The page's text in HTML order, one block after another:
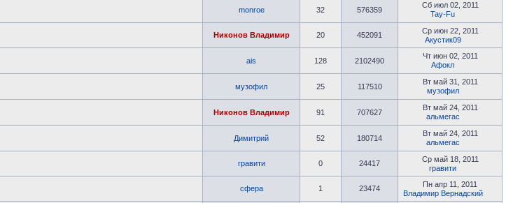
monroe 32 576359
Сб июл 02, 2011
Tay-Fu
Никонов Владимир 20 452091
Ср июн 22, 2011
Акустик09
ais 128 2102490
Чт июн 02, 2011
Афокл
музофил 25 117510
Вт май 31, 2011
музофил
Никонов Владимир 91 707627
Вт май 24, 2011
альмегас
Димитрий 52 180714
Вт май 24, 2011
альмегас
гравити 0 24417
Ср май 18, 2011
гравити
сфера 1 23474
Пн апр 11, 2011
Владимир Вернадский